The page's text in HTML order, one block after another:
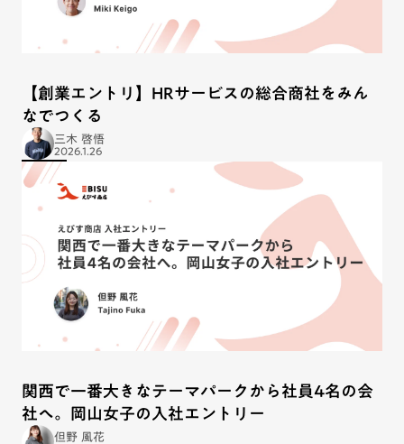
【創業エントリ】HRサービスの総合商社をみん
なでつくる
三木 啓悟
2026.1.26
関西で一番大きなテーマパークから社員4名の会
社へ。岡山女子の入社エントリー
但野 風花